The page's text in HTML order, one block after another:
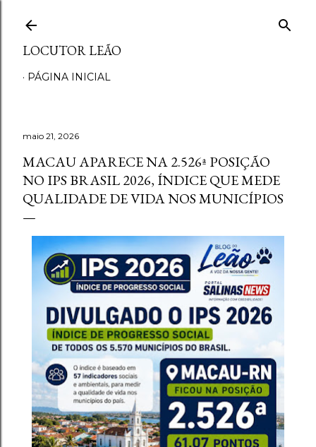
LOCUTOR LEÃO
PÁGINA INICIAL
maio 21, 2026
MACAU APARECE NA 2.526ª POSIÇÃO
NO IPS BRASIL 2026, ÍNDICE QUE MEDE
QUALIDADE DE VIDA NOS MUNICÍPIOS